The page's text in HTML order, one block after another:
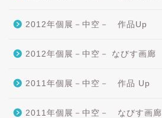
2012年個展－中空－ 作品Up
2012年個展－中空－ なびす画廊
2011年個展－中空－ 作品 Up
2011年個展－中空－ なびす画廊